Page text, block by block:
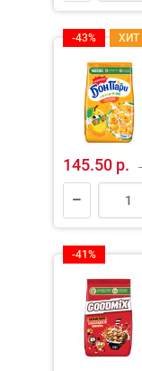
-43% ХИТ
145.50 р.
-41%